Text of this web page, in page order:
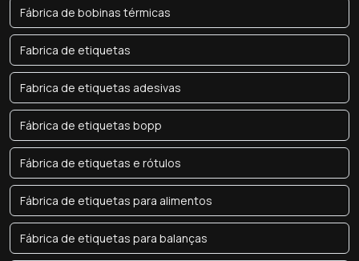
Fábrica de bobinas térmicas
Fabrica de etiquetas
Fabrica de etiquetas adesivas
Fábrica de etiquetas bopp
Fábrica de etiquetas e rótulos
Fábrica de etiquetas para alimentos
Fábrica de etiquetas para balanças